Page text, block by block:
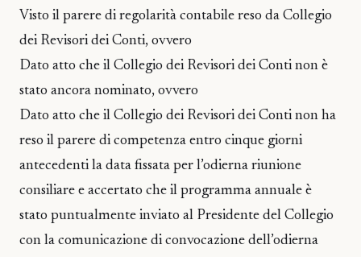
Visto il parere di regolarità contabile reso da Collegio
dei Revisori dei Conti, ovvero
Dato atto che il Collegio dei Revisori dei Conti non è
stato ancora nominato, ovvero
Dato atto che il Collegio dei Revisori dei Conti non ha
reso il parere di competenza entro cinque giorni
antecedenti la data fissata per l’odierna riunione
consiliare e accertato che il programma annuale è
stato puntualmente inviato al Presidente del Collegio
con la comunicazione di convocazione dell’odierna